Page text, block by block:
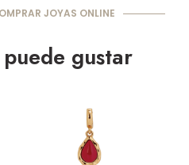
JOYAS ONLINE
gustar